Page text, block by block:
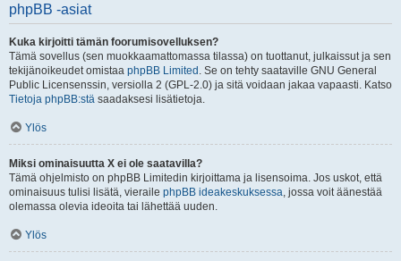
phpBB -asiat
Kuka kirjoitti tämän foorumisovelluksen?
Tämä sovellus (sen muokkaamattomassa tilassa) on tuottanut, julkaissut ja sen
tekijänoikeudet omistaa phpBB Limited . Se on tehty saataville GNU General
Public Licensenssin, versiolla 2 (GPL-2.0) ja sitä voidaan jakaa vapaasti. Katso
Tietoja phpBB:stä saadaksesi lisätietoja.
Ylös
Miksi ominaisuutta X ei ole saatavilla?
Tämä ohjelmisto on phpBB Limitedin kirjoittama ja lisensoima. Jos uskot, että
ominaisuus tulisi lisätä, vieraile phpBB ideakeskuksessa, jossa voit äänestää
olemassa olevia ideoita tai lähettää uuden.
Ylös